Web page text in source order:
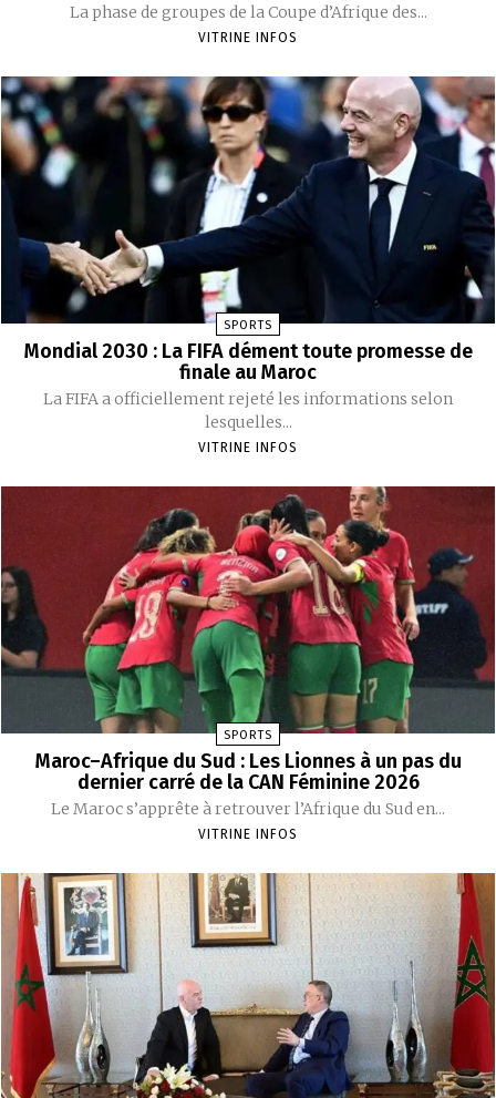
La phase de groupes de la Coupe d’Afrique des...
VITRINE INFOS
SPORTS
Mondial 2030 : La FIFA dément toute promesse de
finale au Maroc
La FIFA a officiellement rejeté les informations selon
lesquelles...
VITRINE INFOS
SPORTS
Maroc–Afrique du Sud : Les Lionnes à un pas du
dernier carré de la CAN Féminine 2026
Le Maroc s’apprête à retrouver l’Afrique du Sud en...
VITRINE INFOS